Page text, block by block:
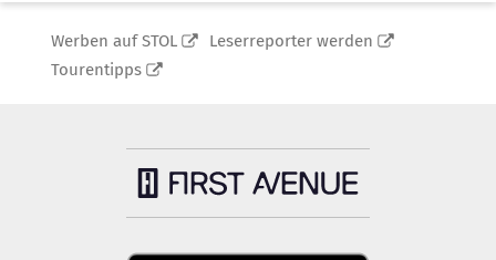
Werben auf STOL
Leserreporter werden
Tourentipps